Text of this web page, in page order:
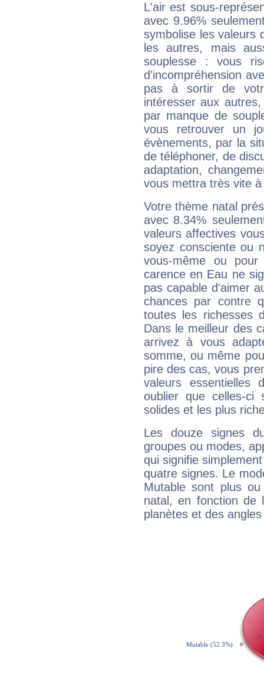
L'air est sous-
avec 9.96%
symbolise les valeurs
les autres, mais
souplesse : vous
d'incompréhension
pas à sortir de
intéresser aux
par manque de
vous retrouver un
évènements, par la
de téléphoner, de
adaptation,
vous mettra très vite
Votre thème natal
avec 8.34%
valeurs affectives
soyez consciente ou
vous-même ou
carence en Eau ne
pas capable d'aimer
chances par contre
toutes les richesses
Dans le meilleur des
arrivez à vous
somme, ou même
pire des cas, vous
valeurs
oublier que celles-
solides et les plus
Les douze signes
groupes ou modes,
qui signifie
quatre signes. Le
Mutable sont plus
natal, en fonction de
planètes et des